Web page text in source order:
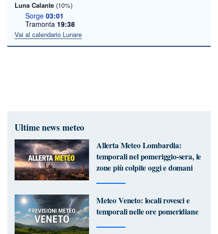
Luna Calante (10%)
Sorge 03:01
Tramonta 19:38
Vai al calendario Lunare
Ultime news meteo
Allerta Meteo Lombardia:
temporali nel pomeriggio-sera, le
zone più colpite oggi e domani
Meteo Veneto: locali rovesci e
temporali nelle ore pomeridiane